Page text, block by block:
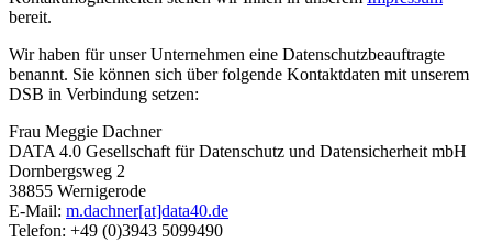
bereit.
Wir haben für unser Unternehmen eine Datenschutzbeauftragte
benannt. Sie können sich über folgende Kontaktdaten mit unserem
DSB in Verbindung setzen:
Frau Meggie Dachner
DATA 4.0 Gesellschaft für Datenschutz und Datensicherheit mbH
Dornbergsweg 2
38855 Wernigerode
E-Mail: m.dachner[at]data40.de
Telefon: +49 (0)3943 5099490